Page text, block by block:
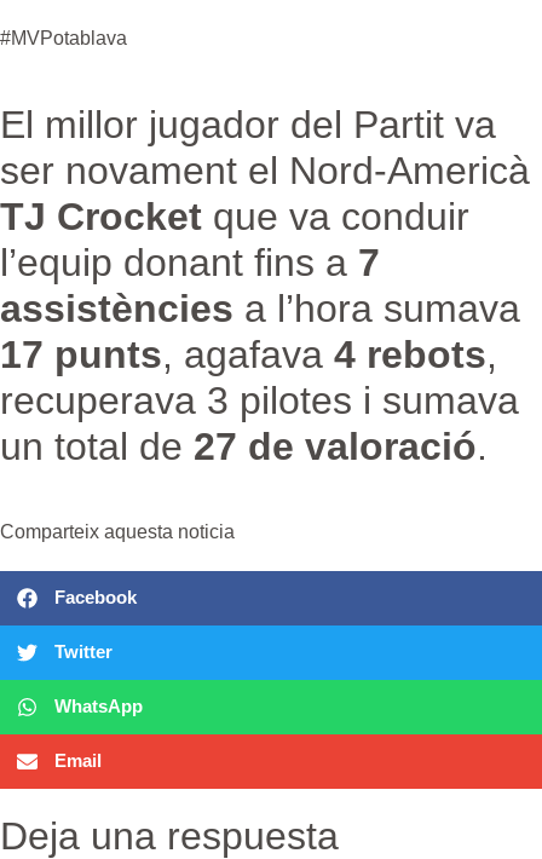
#MVPotablava
El millor jugador del Partit va
ser novament el Nord-Americà
TJ Crocket que va conduir
l’equip donant fins a 7
assistències a l’hora sumava
17 punts, agafava 4 rebots,
recuperava 3 pilotes i sumava
un total de 27 de valoració.
Comparteix aquesta noticia
Facebook
Twitter
WhatsApp
Email
Deja una respuesta